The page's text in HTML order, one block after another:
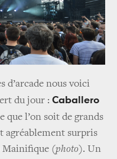
d’arcade nous voici
du jour : Caballero
que l’on soit de grands
agréablement surpris
Mainifique (photo). Un